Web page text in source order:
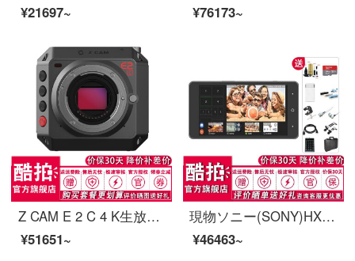
¥21697~
¥76173~
Z CAM E 2 C 4 K生放送カメラMFTカード口M 43 CAM E 2 Cカメラ単体/レンズセットなし
¥51651~
現物ソニー(SONY)HXR-M 2500肩に式の高清デジタル撮影機結婚式会議専門デジタルハイビジョンカメラ2500 C苗HV-V 66-HD無線プッシュフローガイド(機械を含まない)黒
¥46463~